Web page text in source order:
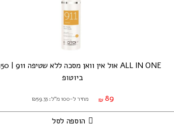
ALL IN ONE אול אין וואן מסכה ללא שטיפה 911 | 150 מ"ל
ביוטופ
₪ 89 מחיר ל-100 מ"ל: ₪59.33
הוספה לסל